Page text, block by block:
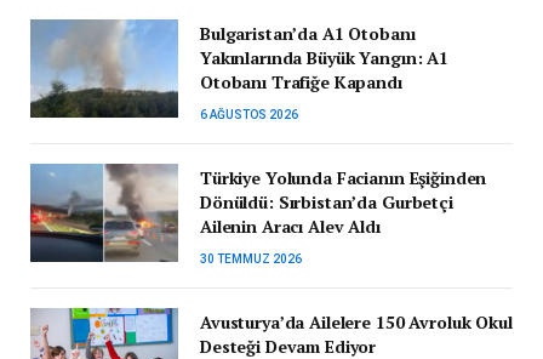
Bulgaristan’da A1 Otobanı
Yakınlarında Büyük Yangın: A1
Otobanı Trafiğe Kapandı
6 AĞUSTOS 2026
Türkiye Yolunda Facianın Eşiğinden
Dönüldü: Sırbistan’da Gurbetçi
Ailenin Aracı Alev Aldı
30 TEMMUZ 2026
Avusturya’da Ailelere 150 Avroluk Okul
Desteği Devam Ediyor